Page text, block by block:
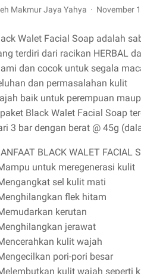
Makmur Jaya Yahya November
Walet Facial Soap adalah
terdiri dari racikan HERBAL
dan cocok untuk segala
dan permasalahan kulit
baik untuk perempuan
Black Walet Facial Soap
3 bar dengan berat @ 45g
BLACK WALET FACIAL
untuk meregenerasi kulit
sel kulit mati
flek hitam
kerutan
jerawat
kulit wajah
pori-pori besar
kulit wajah seperti